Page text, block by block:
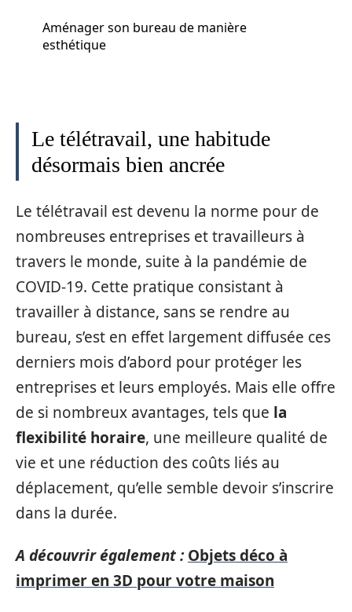
Aménager son bureau de manière
esthétique
Le télétravail, une habitude
désormais bien ancrée
Le télétravail est devenu la norme pour de
nombreuses entreprises et travailleurs à
travers le monde, suite à la pandémie de
COVID-19. Cette pratique consistant à
travailler à distance, sans se rendre au
bureau, s’est en effet largement diffusée ces
derniers mois d’abord pour protéger les
entreprises et leurs employés. Mais elle offre
de si nombreux avantages, tels que la
flexibilité horaire, une meilleure qualité de
vie et une réduction des coûts liés au
déplacement, qu’elle semble devoir s’inscrire
dans la durée.
A découvrir également : Objets déco à
imprimer en 3D pour votre maison